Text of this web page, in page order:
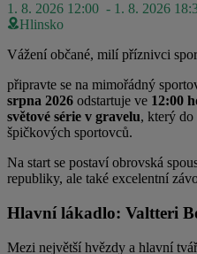
1. 8. 2026 12:00 - 1. 8. 2026
Hlinsko
Vážení občané, milí příznivci
připravte se na mimořádný
srpna 2026 odstartuje ve 12:00
světové série v gravelu, který do
špičkových sportovců.
Na start se postaví obrovská
republiky, ale také excelentní
Hlavní lákadlo: Valtteri
Mezi největší hvězdy a hlavní